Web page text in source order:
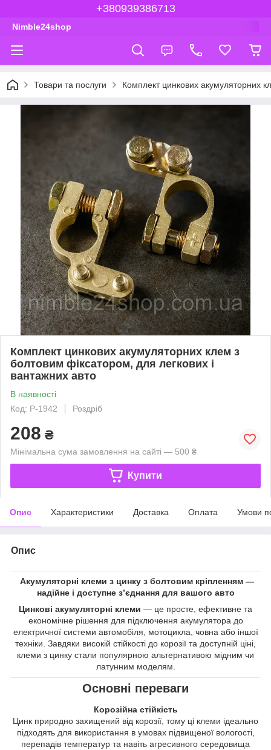
+380939386713
Nimble24shop
Товари та послуги Комплект цинкових акумуляторних
Комплект цинкових акумуляторних клем з
болтовим фіксатором, для легкових і
вантажних авто
В наявності
Код: Р-1942
Роздріб
208 ₴
Мінімальна сума замовлення на сайті — 500 ₴
Купити
Опис Характеристики Доставка Оплата Умови
Опис
Акумуляторні клеми з цинку з болтовим кріпленням —
надійне і доступне з’єднання для вашого авто
Цинкові акумуляторні клеми — це просте, ефективне та
економічне рішення для підключення акумулятора до
електричної системи автомобіля, мотоцикла, човна або іншої
техніки. Завдяки високій стійкості до корозії та доступній ціні,
клеми з цинку стали популярною альтернативою мідним чи
латунним моделям.
Основні переваги
Корозійна стійкість
Цинк природно захищений від корозії, тому ці клеми ідеально
підходять для використання в умовах підвищеної вологості,
перепадів температур та навіть агресивного середовища